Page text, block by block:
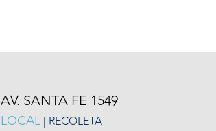
AV. SANTA FE 1549
LOCAL| RECOLETA